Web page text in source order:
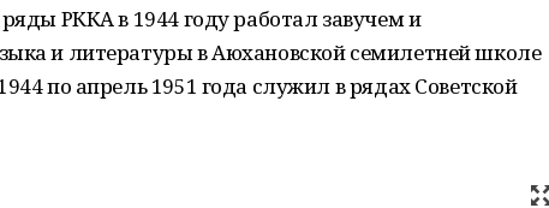
РККА в 1944 году работал завучем и
и литературы в Аюхановской семилетней школе
по апрель 1951 года служил в рядах Советской